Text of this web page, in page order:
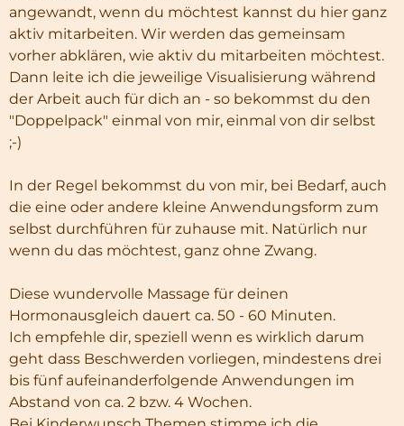
angewandt, wenn du möchtest kannst du hier ganz
aktiv mitarbeiten. Wir werden das gemeinsam
vorher abklären, wie aktiv du mitarbeiten möchtest.
Dann leite ich die jeweilige Visualisierung während
der Arbeit auch für dich an - so bekommst du den
"Doppelpack" einmal von mir, einmal von dir selbst
;-)
In der Regel bekommst du von mir, bei Bedarf, auch
die eine oder andere kleine Anwendungsform zum
selbst durchführen für zuhause mit. Natürlich nur
wenn du das möchtest, ganz ohne Zwang.
Diese wundervolle Massage für deinen
Hormonausgleich dauert ca. 50 - 60 Minuten.
Ich empfehle dir, speziell wenn es wirklich darum
geht dass Beschwerden vorliegen, mindestens drei
bis fünf aufeinanderfolgende Anwendungen im
Abstand von ca. 2 bzw. 4 Wochen.